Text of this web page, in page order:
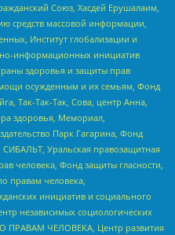
Союз, Хасдей Ерушалаим,
средств массовой информации,
Институт глобализации и
информационных инициатив
здоровья и защиты прав
осужденным и их семьям, Фонд
Так-Так-Так, Сова, центр Анна,
здоровья, Мемориал,
Парк Гагарина, Фонд
Уральская правозащитная
человека, Фонд защиты гласности,
правам человека,
инициатив и социального
независимых социологических
ПРАВАМ ЧЕЛОВЕКА, Центр развития